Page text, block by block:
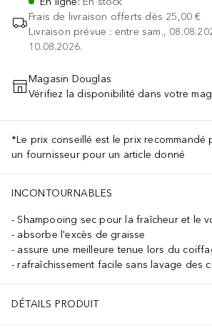
Frais de livraison offerts dès 25,00 €
Livraison prévue : entre sam.,
10.08.2026.
AJOUTER AU PANIER
Magasin Douglas
Vérifiez la disponibilité dans votre
*Le prix conseillé est le prix recommandé
un fournisseur pour un article donné
INCONTOURNABLES
Shampooing sec pour la fraîcheur et le
absorbe l'excès de graisse
assure une meilleure tenue lors du
rafraîchissement facile sans lavage des
DÉTAILS PRODUIT